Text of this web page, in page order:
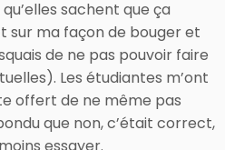
sachent que ça
sur ma façon de bouger et
de ne pas pouvoir faire
Les étudiantes m’ont
offert de ne même pas
que non, c’était correct,